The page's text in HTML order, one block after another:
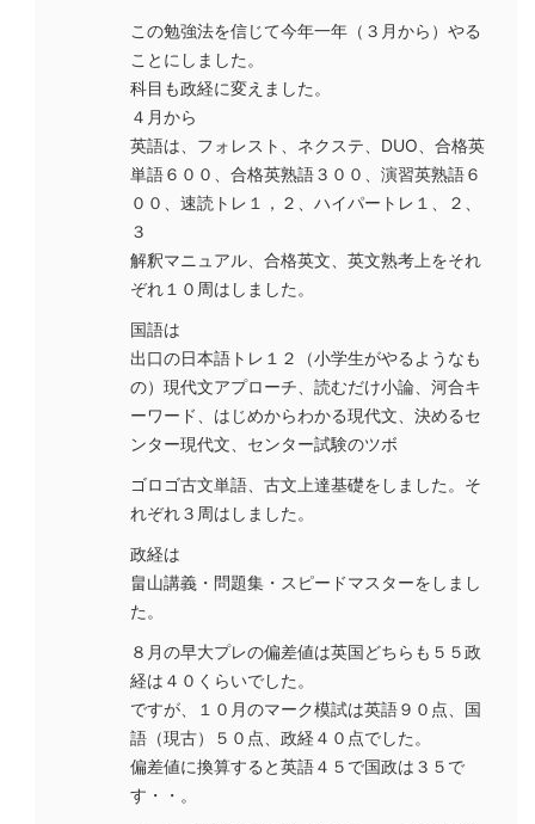
この勉強法を信じて今年一年（３月から）やる
ことにしました。
科目も政経に変えました。
４月から
英語は、フォレスト、ネクステ、DUO、合格英
単語６００、合格英熟語３００、演習英熟語６
００、速読トレ１，２、ハイパートレ１、２、
３
解釈マニュアル、合格英文、英文熟考上をそれ
ぞれ１０周はしました。
国語は
出口の日本語トレ１２（小学生がやるようなも
の）現代文アプローチ、読むだけ小論、河合キ
ーワード、はじめからわかる現代文、決めるセ
ンター現代文、センター試験のツボ
ゴロゴ古文単語、古文上達基礎をしました。そ
れぞれ３周はしました。
政経は
畠山講義・問題集・スピードマスターをしまし
た。
８月の早大プレの偏差値は英国どちらも５５政
経は４０くらいでした。
ですが、１０月のマーク模試は英語９０点、国
語（現古）５０点、政経４０点でした。
偏差値に換算すると英語４５で国政は３５で
す・・。